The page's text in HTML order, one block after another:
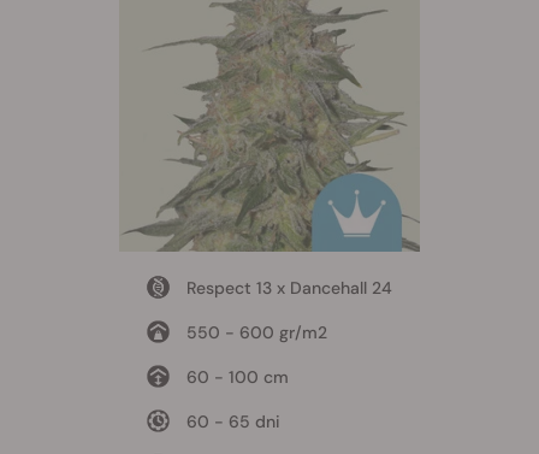
Respect 13 x Dancehall 24
550 - 600 gr/m2
60 - 100 cm
60 - 65 dni